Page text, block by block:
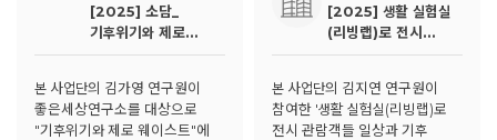
[2025] 소담_
기후위기와 제로
웨이스트
본 사업단의 김가영 연구원이
좋은세상연구소를 대상으로
"기후위기와 제로 웨이스트"에
[2025] 생활 실험실
(리빙랩)로 전시
관람객들 일상과 기후
본 사업단의 김지연 연구원이
참여한 '생활 실험실(리빙랩)로
전시 관람객들 일상과 기후